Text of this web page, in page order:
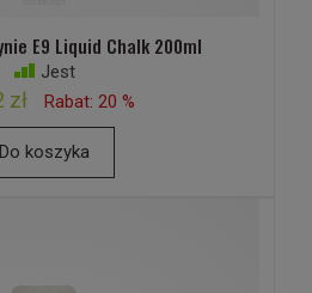
E9 Liquid Chalk 200ml
Jest
zł Rabat: 20 %
Do koszyka